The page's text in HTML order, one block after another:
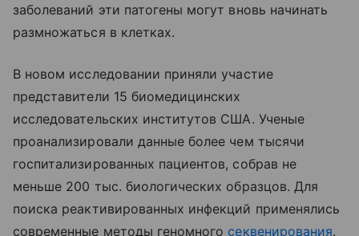
заболеваний эти патогены могут вновь начинать
размножаться в клетках.
В новом исследовании приняли участие
представители 15 биомедицинских
исследовательских институтов США. Ученые
проанализировали данные более чем тысячи
госпитализированных пациентов, собрав не
меньше 200 тыс. биологических образцов. Для
поиска реактивированных инфекций применялись
современные методы геномного секвенирования.